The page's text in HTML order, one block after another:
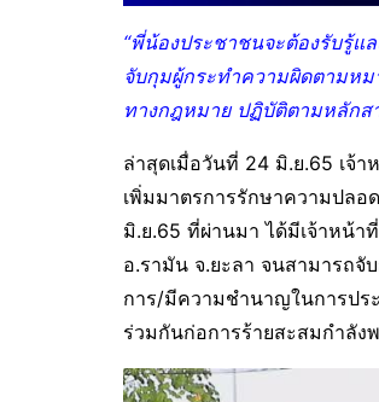
“พี่น้องประชาชนจะต้องรับรู้แ
จับกุมผู้กระทำความผิดตามห
ทางกฎหมาย ปฏิบัติตามหลักส
ล่าสุดเมื่อวันที่ 24 มิ.ย.65 เจ้
เพิ่มมาตรการรักษาความปลอ
มิ.ย.65 ที่ผ่านมา ได้มีเจ้าหน้า
อ.รามัน จ.ยะลา จนสามารถ
การ/มีความชำนาญในการปร
ร่วมกันก่อการร้ายสะสมกำลัง